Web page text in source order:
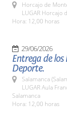
Horcajo de
LUGAR Horcajo
Hora: 12,00 horas
29/06/2026
Entrega de los
Deporte.
Salamanca
LUGAR Aula
Salamanca
Hora: 12,00 horas